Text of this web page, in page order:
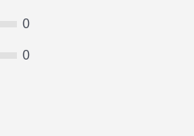
0
0